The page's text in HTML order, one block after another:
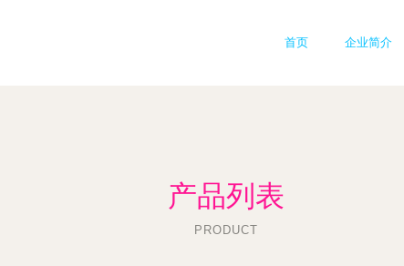
首页 企业简介
产品列表
PRODUCT